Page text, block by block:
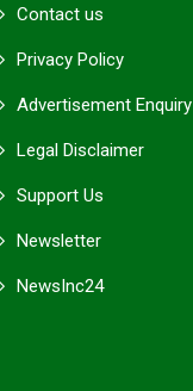
Contact us
Privacy Policy
Advertisement Enquiry
Legal Disclaimer
Support Us
Newsletter
NewsInc24